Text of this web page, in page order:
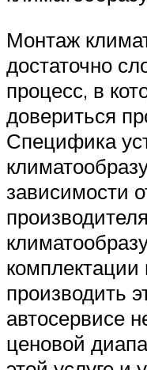
Монтаж
достаточно
процесс, в
довериться
Специфика
зависимости
производителя
производить
автосервисе
ценовой